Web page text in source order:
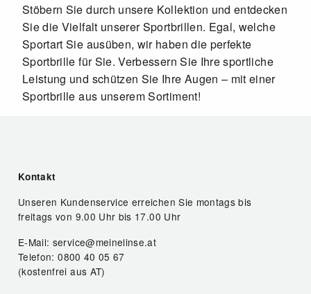
Stöbern Sie durch unsere Kollektion und entdecken
Sie die Vielfalt unserer Sportbrillen. Egal, welche
Sportart Sie ausüben, wir haben die perfekte
Sportbrille für Sie. Verbessern Sie Ihre sportliche
Leistung und schützen Sie Ihre Augen – mit einer
Sportbrille aus unserem Sortiment!
Kontakt
Unseren Kundenservice erreichen Sie montags bis
freitags von 9.00 Uhr bis 17.00 Uhr
E-Mail: service@meinelinse.at
Telefon: 0800 40 05 67
(kostenfrei aus AT)